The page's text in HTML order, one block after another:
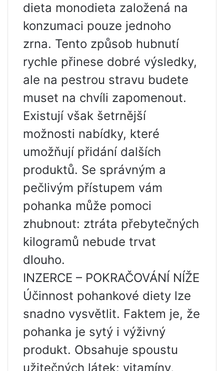
dieta monodieta založená na
konzumaci pouze jednoho
zrna. Tento způsob hubnutí
rychle přinese dobré výsledky,
ale na pestrou stravu budete
muset na chvíli zapomenout.
Existují však šetrnější
možnosti nabídky, které
umožňují přidání dalších
produktů. Se správným a
pečlivým přístupem vám
pohanka může pomoci
zhubnout: ztráta přebytečných
kilogramů nebude trvat
dlouho.
INZERCE – POKRAČOVÁNÍ NÍŽE
Účinnost pohankové diety lze
snadno vysvětlit. Faktem je, že
pohanka je sytý i výživný
produkt. Obsahuje spoustu
užitečných látek: vitamíny,